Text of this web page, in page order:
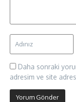
Daha sonraki
adresim ve site